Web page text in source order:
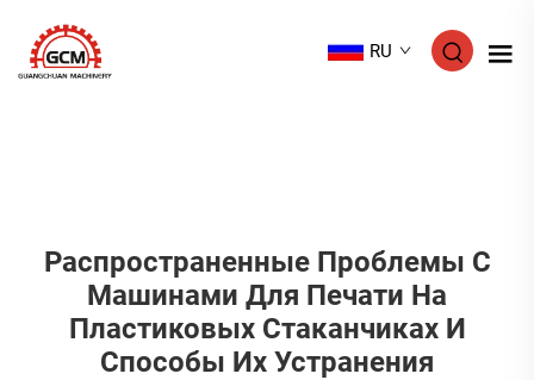
RU
Распространенные Проблемы С
Машинами Для Печати На
Пластиковых Стаканчиках И
Способы Их Устранения